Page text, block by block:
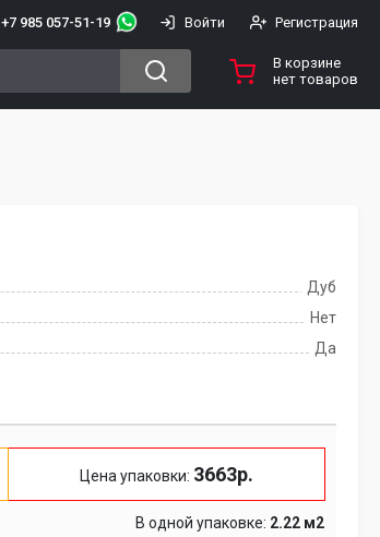
+7 985 057-51-19 Войти Регистрация
В корзине
нет товаров
Дуб
Нет
Да
Цена упаковки: 3663р.
В одной упаковке: 2.22 м2